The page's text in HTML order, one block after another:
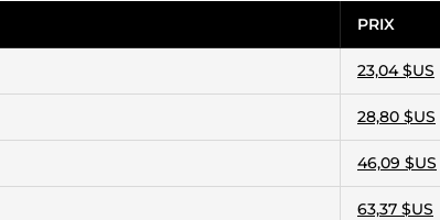
PRIX
23,04 $US
28,80 $US
46,09 $US
63,37 $US